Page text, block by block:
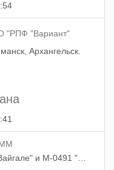
"РПФ "Вариант"
Архангельск.